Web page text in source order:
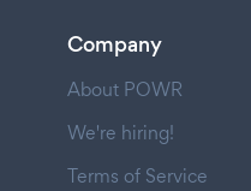
Company
About POWR
We're hiring!
Terms of Service